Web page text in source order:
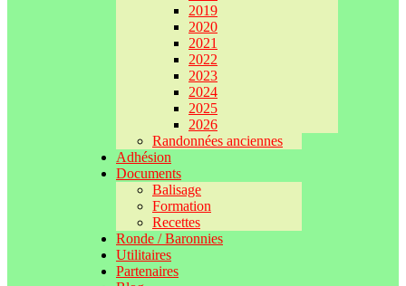
2019
2020
2021
2022
2023
2024
2025
2026
Randonnées anciennes
Adhésion
Documents
Balisage
Formation
Recettes
Ronde / Baronnies
Utilitaires
Partenaires